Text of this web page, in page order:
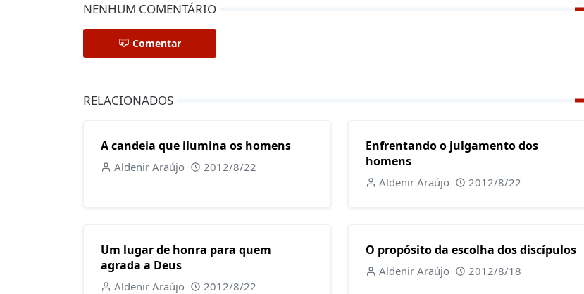
NENHUM COMENTÁRIO
Comentar
RELACIONADOS
A candeia que ilumina os homens
Aldenir Araújo 2012/8/22
Enfrentando o julgamento dos
homens
Aldenir Araújo 2012/8/22
Um lugar de honra para quem
agrada a Deus
Aldenir Araújo 2012/8/22
O propósito da escolha dos discípulos
Aldenir Araújo 2012/8/18